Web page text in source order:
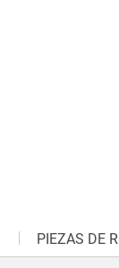
PIEZAS DE